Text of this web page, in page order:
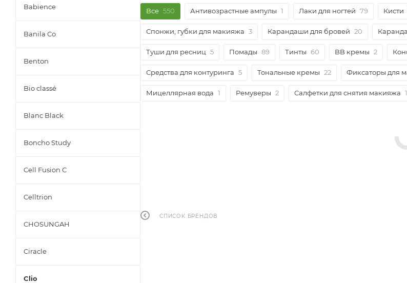
Все 550 Антивозрастные ампулы 1 Лаки для ногтей 79 Кисти
Спонжи, губки для макияжа 3 Карандаши для бровей 20
Туши для ресниц 5 Помады 89 Тинты 60 BB кремы 2
Средства для контуринга 5 Тональные кремы 22 Фиксаторы для
Мицеллярная вода 1 Ремуверы 2 Салфетки для снятия макияжа 1
СПИСОК БРЕНДОВ
Babience
Banila Co
Benton
Bio classé
Blanc Black
Boncho Study
Cell Fusion C
Celltrion
CHOSUNGAH
Ciracle
Clio